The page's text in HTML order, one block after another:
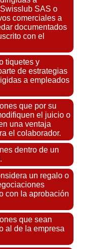
SAS o
comerciales a
documentados
con el
tiquetes y
de estrategias
a empleados
que por su
el juicio o
una ventaja
el colaborador.
dentro de un
un regalo o
con la aprobación
que sean
al de la empresa